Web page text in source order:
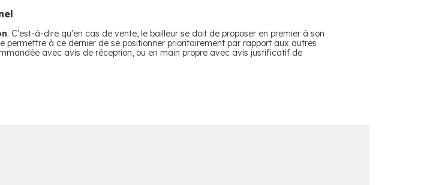
. C'est-à-dire qu'en cas de vente, le bailleur se doit de proposer en premier à son
à ce dernier de se positionner prioritairement par rapport aux autres
avec avis de réception, ou en main propre avec avis justificatif de